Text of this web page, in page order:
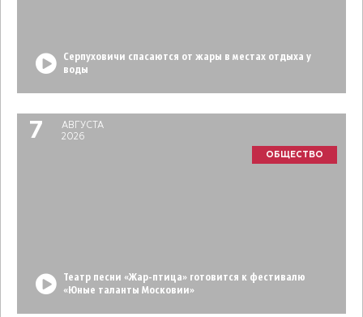
Серпуховичи спасаются от жары в местах отдыха у
воды
7
АВГУСТА
2026
ОБЩЕСТВО
Театр песни «Жар-птица» готовится к фестивалю
«Юные таланты Московии»